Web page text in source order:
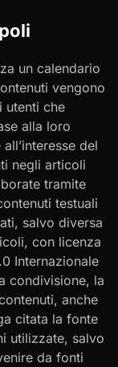
un calendario
vengono
utenti che
alla loro
del
negli articoli
tramite
testuali
salvo diversa
con licenza
Internazionale
condivisione, la
anche
citata la fonte
utilizzate, salvo
da fonti